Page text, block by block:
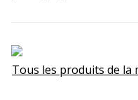
Tous les produits de la